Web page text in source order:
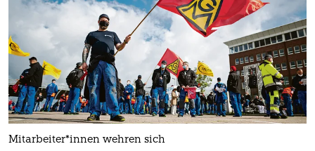
Mit­ar­bei­te­r*in­nen wehren sich